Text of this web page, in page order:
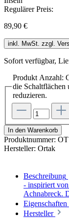
Regulärer Preis:
89,90 €
inkl. MwSt. zzgl.
Sofort verfügbar,
Produkt Anzahl:
die Schaltflächen
reduzieren.
In den Warenkorb
Produktnummer:
Hersteller: Ortak
Beschreibung
- inspiriert
Achnabreck.
Eigenschaften
Hersteller